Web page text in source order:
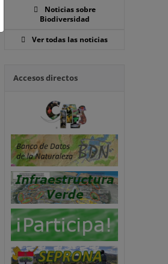
Noticias sobre
Biodiversidad
Ver todas las noticias
Accesos directos